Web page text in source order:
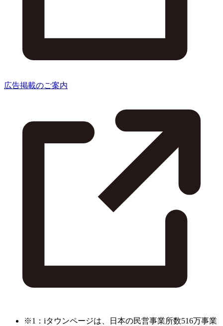
広告掲載のご案内
※1：iタウンページは、日本の民営事業所数516万事業